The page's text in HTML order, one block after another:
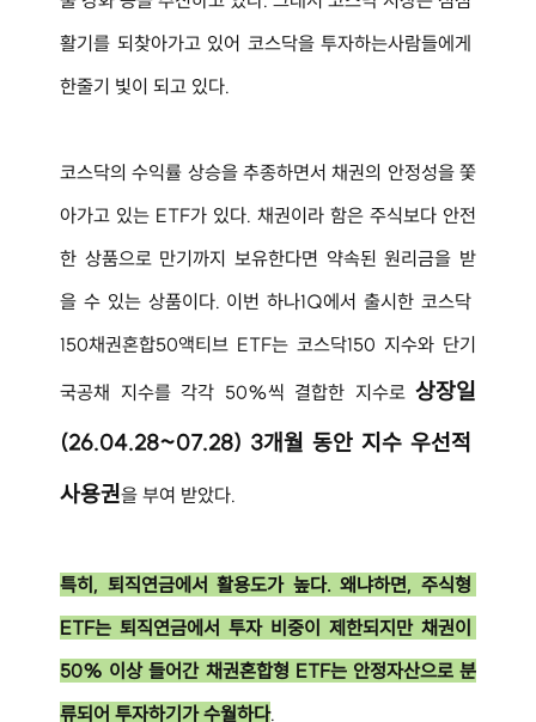
활기를 되찾아가고 있어 코스닥을 투자하는사람들에게
한줄기 빛이 되고 있다.
코스닥의 수익률 상승을 추종하면서 채권의 안정성을 쫓
아가고 있는 ETF가 있다. 채권이라 함은 주식보다 안전
한 상품으로 만기까지 보유한다면 약속된 원리금을 받
을 수 있는 상품이다. 이번 하나1Q에서 출시한 코스닥
150채권혼합50액티브 ETF는 코스닥150 지수와 단기
국공채 지수를 각각 50%씩 결합한 지수로 상장일
(26.04.28~07.28) 3개월 동안 지수 우선적
사용권을 부여 받았다.
특히, 퇴직연금에서 활용도가 높다. 왜냐하면, 주식형
ETF는 퇴직연금에서 투자 비중이 제한되지만 채권이
50% 이상 들어간 채권혼합형 ETF는 안정자산으로 분
류되어 투자하기가 수월하다.